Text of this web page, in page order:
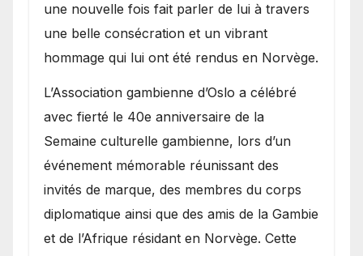
une nouvelle fois fait parler de lui à travers
une belle consécration et un vibrant
hommage qui lui ont été rendus en Norvège.
​L’Association gambienne d’Oslo a célébré
avec fierté le 40e anniversaire de la
Semaine culturelle gambienne, lors d’un
événement mémorable réunissant des
invités de marque, des membres du corps
diplomatique ainsi que des amis de la Gambie
et de l’Afrique résidant en Norvège. Cette